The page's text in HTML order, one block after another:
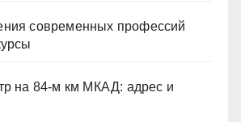
современных профессий
на 84-м км МКАД: адрес и